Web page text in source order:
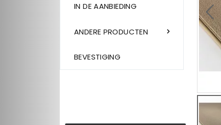
IN DE AANBIEDING
ANDERE PRODUCTEN
BEVESTIGING